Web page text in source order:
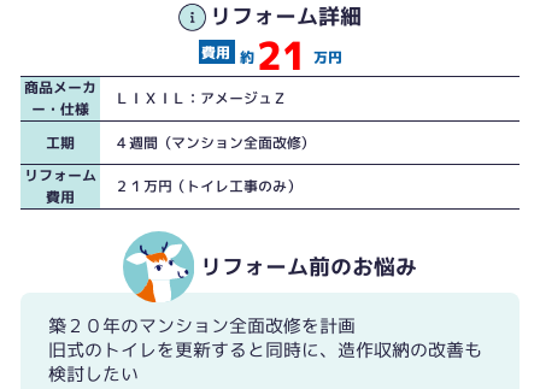
リフォーム詳細
約 21
万円
商品メーカ
ー・仕様
ＬＩＸＩＬ：アメージュＺ
工期
４週間（マンション全面改修）
リフォーム
費用
２１万円（トイレ工事のみ）
リフォーム前のお悩み
築２０年のマンション全面改修を計画
旧式のトイレを更新すると同時に、造作収納の改善も
検討したい